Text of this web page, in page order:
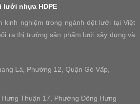
lưới nhựa HDPE
kinh nghiệm trong ngành dệt lưới tại Việt
ra thị trường sản phẩm lưới xây dựng và
Là, Phường 12, Quận Gò Vấp,
Thuận 17, Phường Đông Hưng